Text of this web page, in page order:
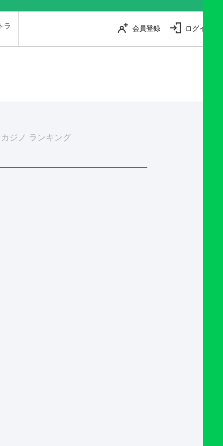
ログイン
会員登録
ラ
ジノ ランキング